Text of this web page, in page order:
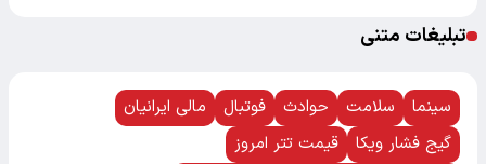
تبلیغات متنی
سینما سلامت حوادث فوتبال
مالی ایرانیان
گیج فشار ویکا
قیمت تتر امروز